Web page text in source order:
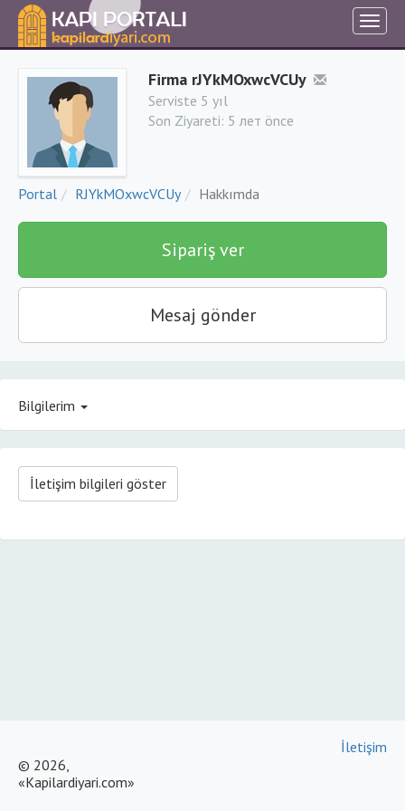
Firma rJYkMOxwcVCUy
Serviste 5 yıl
Son Ziyareti: 5 лет önce
Portal RJYkMOxwcVCUy Hakkımda
Sipariş ver
Mesaj gönder
Bilgilerim
İletişim bilgileri göster
© 2026,
«Kapilardiyari.com»
İletişim